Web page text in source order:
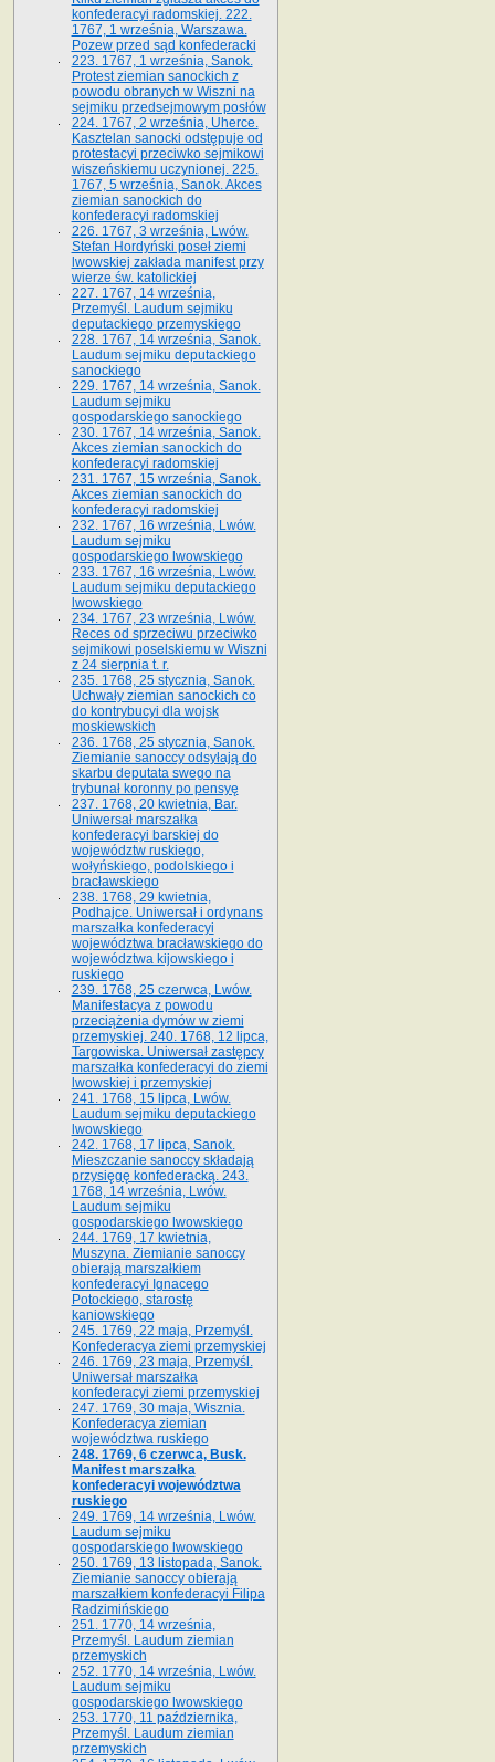
konfederacyi radomskiej. 222.
1767, 1 września, Warszawa.
Pozew przed sąd konfederacki
223. 1767, 1 września, Sanok.
Protest ziemian sanockich z
powodu obranych w Wiszni na
sejmiku przedsejmo­wym posłów
224. 1767, 2 września, Uherce.
Kasztelan sanocki odstępuje od
protestacyi przeciwko sejmikowi
wiszeńskiemu uczynionej. 225.
1767, 5 września, Sanok. Akces
ziemian sanockich do
konfederacyi radomskiej
226. 1767, 3 września, Lwów.
Stefan Hordyński poseł ziemi
lwowskiej zakłada manifest przy
wierze św. ka­tolickiej
227. 1767, 14 września,
Przemyśl. Laudum sejmiku
deputackiego przemyskiego
228. 1767, 14 września, Sanok.
Laudum sejmiku deputackiego
sanockiego
229. 1767, 14 września, Sanok.
Laudum sejmiku
gospodarskiego sanockiego
230. 1767, 14 września, Sanok.
Akces ziemian sanockich do
konfederacyi radomskiej
231. 1767, 15 września, Sanok.
Akces ziemian sanockich do
konfederacyi radomskiej
232. 1767, 16 września, Lwów.
Laudum sejmiku
gospodarskiego lwowskiego
233. 1767, 16 września, Lwów.
Laudum sejmiku deputackiego
lwowskiego
234. 1767, 23 września, Lwów.
Reces od sprzeciwu przeciwko
sejmikowi poselskiemu w Wiszni
z 24 sierpnia t. r.
235. 1768, 25 stycznia, Sanok.
Uchwały ziemian sanockich co
do kontrybucyi dla wojsk
moskiewskich
236. 1768, 25 stycznia, Sanok.
Ziemianie sanoccy odsyłają do
skarbu deputata swego na
trybunał koronny po pensyę
237. 1768, 20 kwietnia, Bar.
Uniwersał marszałka
konfederacyi barskiej do
województw ruskiego,
wołyńskiego, podolskiego i
bracławskiego
238. 1768, 29 kwietnia,
Podhajce. Uniwersał i ordynans
marszałka konfederacyi
województwa bracławskiego do
wo­jewództwa kijowskiego i
ruskiego
239. 1768, 25 czerwca, Lwów.
Manifestacya z powodu
przeciążenia dymów w ziemi
przemyskiej. 240. 1768, 12 lipca,
Targowiska. Uniwersał zastępcy
marszałka konfederacyi do ziemi
lwowskiej i przemyskiej
241. 1768, 15 lipca, Lwów.
Laudum sejmiku deputackiego
lwowskiego
242. 1768, 17 lipca, Sanok.
Mieszczanie sanoccy składają
przysięgę konfederacką. 243.
1768, 14 września, Lwów.
Laudum sejmiku
gospodarskiego lwowskiego
244. 1769, 17 kwietnia,
Muszyna. Ziemianie sanoccy
obierają marszałkiem
konfederacyi Ignacego
Potockiego, starostę
kaniowskiego
245. 1769, 22 maja, Przemyśl.
Konfederacya ziemi przemyskiej
246. 1769, 23 maja, Przemyśl.
Uniwersał marszałka
konfederacyi ziemi przemyskiej
247. 1769, 30 maja, Wisznia.
Konfederacya ziemian
województwa ruskiego
248. 1769, 6 czerwca, Busk.
Manifest marszałka
konfederacyi województwa
ruskiego
249. 1769, 14 września, Lwów.
Laudum sejmiku
gospodarskiego lwowskiego
250. 1769, 13 listopada, Sanok.
Ziemianie sanoccy obierają
marszałkiem konfederacyi Filipa
Radzimińskiego
251. 1770, 14 września,
Przemyśl. Laudum ziemian
przemyskich
252. 1770, 14 września, Lwów.
Laudum sejmiku
gospodarskiego lwowskiego
253. 1770, 11 października,
Przemyśl. Laudum ziemian
przemyskich